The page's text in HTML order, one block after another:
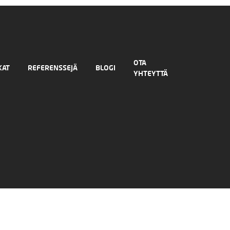
REFERENSSEJÄ BLOGI
OTA
YHTEYTTÄ